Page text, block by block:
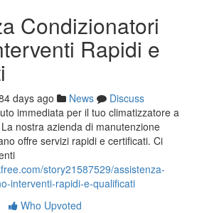
Condizionatori
Rapidi e
days ago News
Discuss
immediata per il tuo climatizzatore a
nostra azienda di manutenzione
offre servizi rapidi e certificati. Ci
story21587529/assistenza-
interventi-rapidi-e-qualificati
Who Upvoted